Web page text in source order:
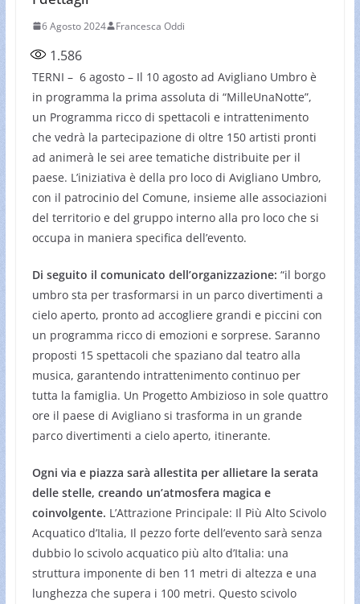
6 Agosto 2024 Francesca Oddi
1.586
TERNI – 6 agosto – Il 10 agosto ad Avigliano Umbro è
in programma la prima assoluta di “MilleUnaNotte”,
un Programma ricco di spettacoli e intrattenimento
che vedrà la partecipazione di oltre 150 artisti pronti
ad animerà le sei aree tematiche distribuite per il
paese. L’iniziativa è della pro loco di Avigliano Umbro,
con il patrocinio del Comune, insieme alle associazioni
del territorio e del gruppo interno alla pro loco che si
occupa in maniera specifica dell’evento.
Di seguito il comunicato dell’organizzazione: “il borgo
umbro sta per trasformarsi in un parco divertimenti a
cielo aperto, pronto ad accogliere grandi e piccini con
un programma ricco di emozioni e sorprese. Saranno
proposti 15 spettacoli che spaziano dal teatro alla
musica, garantendo intrattenimento continuo per
tutta la famiglia. Un Progetto Ambizioso in sole quattro
ore il paese di Avigliano si trasforma in un grande
parco divertimenti a cielo aperto, itinerante.
Ogni via e piazza sarà allestita per allietare la serata
delle stelle, creando un’atmosfera magica e
coinvolgente. L’Attrazione Principale: Il Più Alto Scivolo
Acquatico d’Italia, Il pezzo forte dell’evento sarà senza
dubbio lo scivolo acquatico più alto d’Italia: una
struttura imponente di ben 11 metri di altezza e una
lunghezza che supera i 100 metri. Questo scivolo